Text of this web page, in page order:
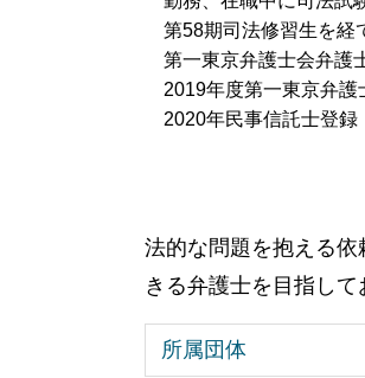
第58期司法修習生を経
第一東京弁護士会弁護
2019年度第一東京弁護
2020年民事信託士登録
法的な問題を抱える
きる弁護士を目指し
所属団体